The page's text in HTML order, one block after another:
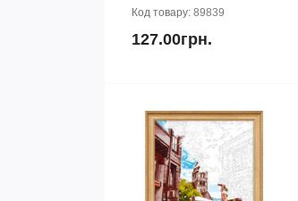
Код товару: 89839
127.00грн.